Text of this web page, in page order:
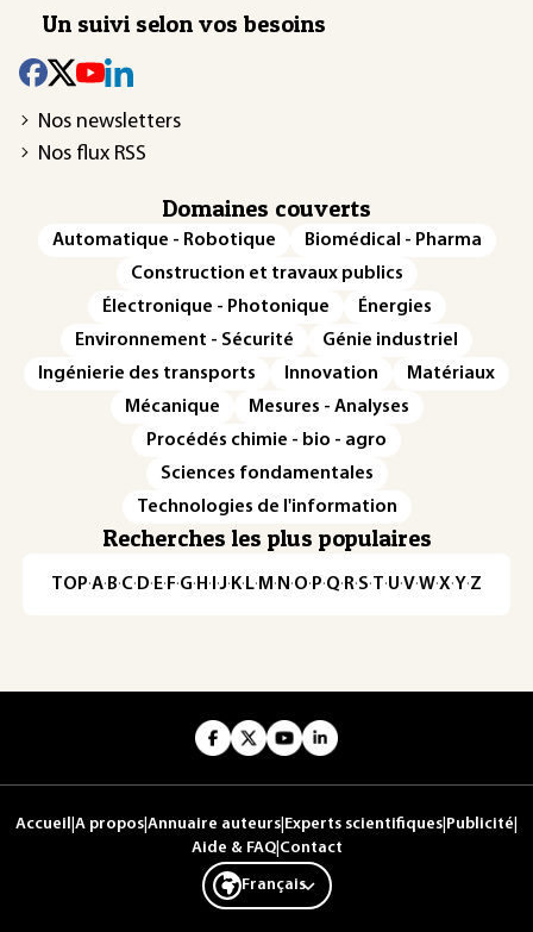
Un suivi selon vos besoins
Nos newsletters
Nos flux RSS
Domaines couverts
Automatique - Robotique
Biomédical - Pharma
Construction et travaux publics
Électronique - Photonique
Énergies
Environnement - Sécurité
Génie industriel
Ingénierie des transports
Innovation
Matériaux
Mécanique
Mesures - Analyses
Procédés chimie - bio - agro
Sciences fondamentales
Technologies de l'information
Recherches les plus populaires
TOP·A·B·C· D· E· F·G· H · ·J· K· L· M · N ·O· P·Q· R·S·T·U·V·W·X·Y·Z
Accueil A propos Annuaire auteurs Experts scientifiques Publicité
Aide & FAQ| Contact
Français